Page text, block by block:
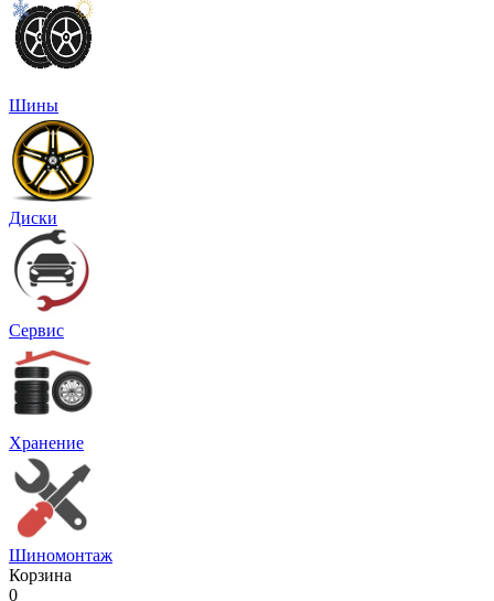
Шины
Диски
Сервис
Хранение
Шиномонтаж
Корзина
0